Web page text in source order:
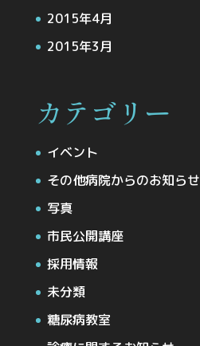
2015年4月
2015年3月
カテゴリー
イベント
その他病院からのお知らせ
写真
市民公開講座
採用情報
未分類
糖尿病教室